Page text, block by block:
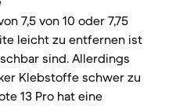
7,5 von 10 oder 7,75
leicht zu entfernen ist
sind. Allerdings
Klebstoffe schwer zu
13 Pro hat eine